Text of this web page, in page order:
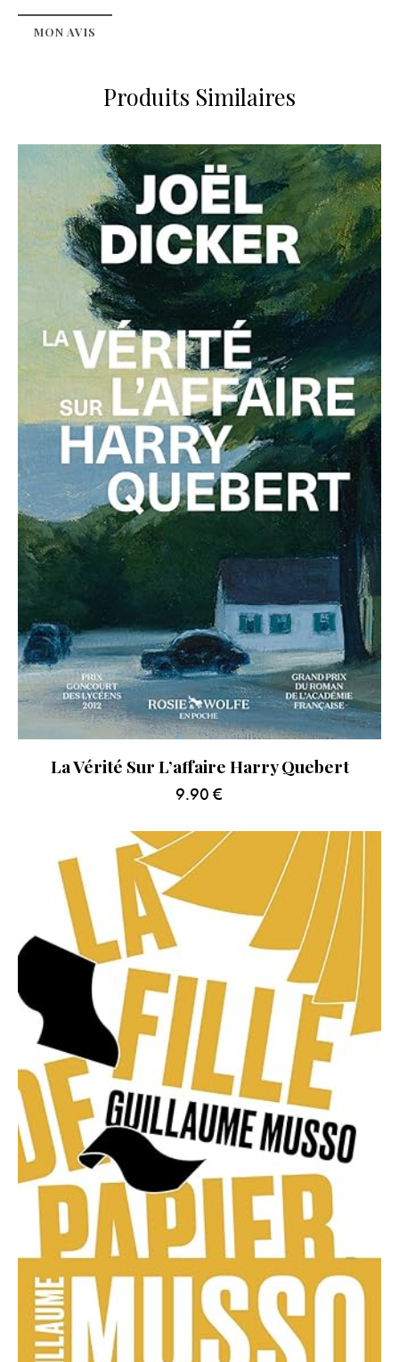
MON AVIS
Produits Similaires
La Vérité Sur L’affaire Harry Quebert
9.90 €